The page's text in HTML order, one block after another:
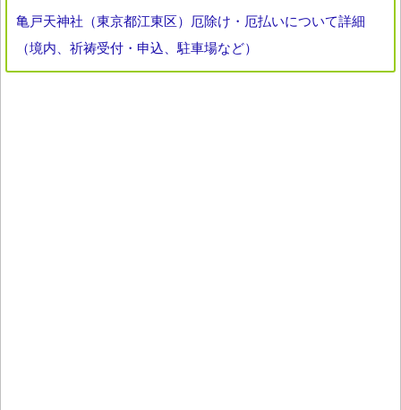
亀戸天神社（東京都江東区）厄除け・厄払いについて詳細
（境内、祈祷受付・申込、駐車場など）